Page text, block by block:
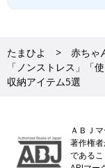
たまひよ 赤ちゃ
「ノンストレス」「
収納アイテム5選
ＡＢＪ
著作権
である